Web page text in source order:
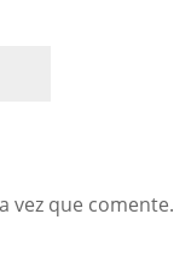
vez que comente.